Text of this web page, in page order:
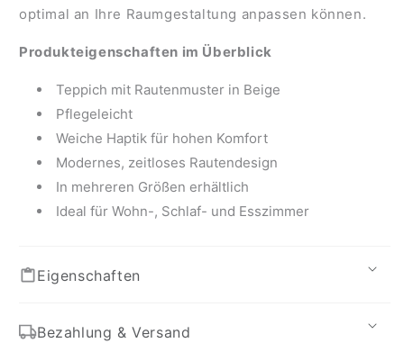
optimal an Ihre Raumgestaltung anpassen können.
Produkteigenschaften im Überblick
Teppich mit Rautenmuster in Beige
Pflegeleicht
Weiche Haptik für hohen Komfort
Modernes, zeitloses Rautendesign
In mehreren Größen erhältlich
Ideal für Wohn-, Schlaf- und Esszimmer
Eigenschaften
Bezahlung & Versand